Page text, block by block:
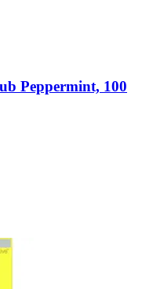
Peppermint, 100